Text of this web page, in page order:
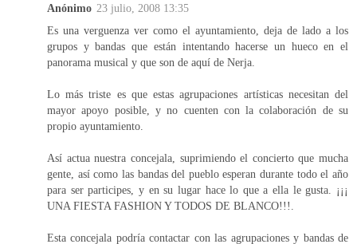
Anónimo 23 julio, 2008 13:35
Es una verguenza ver como el ayuntamiento, deja de lado a los
grupos y bandas que están intentando hacerse un hueco en el
panorama musical y que son de aquí de Nerja.
Lo más triste es que estas agrupaciones artísticas necesitan del
mayor apoyo posible, y no cuenten con la colaboración de su
propio ayuntamiento.
Así actua nuestra concejala, suprimiendo el concierto que mucha
gente, así como las bandas del pueblo esperan durante todo el año
para ser participes, y en su lugar hace lo que a ella le gusta. ¡¡¡
UNA FIESTA FASHION Y TODOS DE BLANCO!!!.
Esta concejala podría contactar con las agrupaciones y bandas de